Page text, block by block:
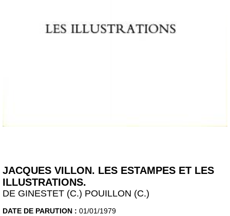
JACQUES VILLON. LES ESTAMPES ET LES
ILLUSTRATIONS.
DE GINESTET (C.) POUILLON (C.)
DATE DE PARUTION : 01/01/1979